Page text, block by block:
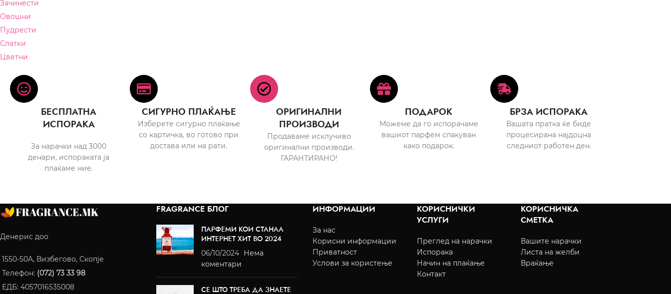
Зачинести
Овошни
Пудрести
Слатки
Цветни
БЕСПЛАТНА
ИСПОРАКА
За нарачки над 3000
денари, испораката ја
плаќаме ние.
СИГУРНО ПЛАЌАЊЕ
Изберете сигурно плаќање
со картичка, во готово при
достава или на рати.
ОРИГИНАЛНИ
ПРОИЗВОДИ
Продаваме исклучиво
оригинални производи.
ГАРАНТИРАНО!
ПОДАРОК
Можеме да го испорачаме
вашиот парфем спакуван
како подарок.
БРЗА ИСПОРАКА
Вашата пратка ќе биде
процесирана најдоцна
следниот работен ден.
Денерис доо
1550-50A, Визбегово, Скопје
Телефон: (072) 73 33 98
ЕДБ: 4057016535008
FRAGRANCE БЛОГ
ПАРФЕМИ КОИ СТАНАА
ИНТЕРНЕТ ХИТ ВО 2024
06/10/2024 Нема
коментари
СЕ ШТО ТРЕБА ДА ЗНАЕТЕ
ИНФОРМАЦИИ
За нас
Корисни информации
Приватност
Услови за користење
КОРИСНИЧКИ
УСЛУГИ
Преглед на нарачки
Испорака
Начин на плаќање
Контакт
КОРИСНИЧКА
СМЕТКА
Вашите нарачки
Листа на желби
Враќање